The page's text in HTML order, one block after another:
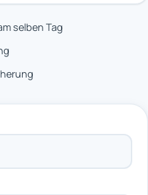
selben Tag